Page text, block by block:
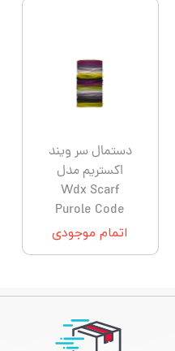
دستمال سر ویند
اکستریم مدل
Wdx Scarf
Purole Code
اتمام موجودی